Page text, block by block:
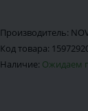
Производитель:
Код товара:
Наличие: Ожидаем